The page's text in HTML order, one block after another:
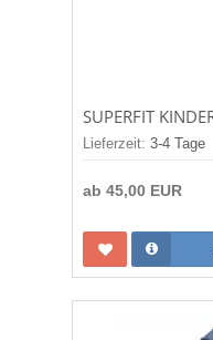
Lieferzeit: 3-4 Tage
ab 45,00 EUR